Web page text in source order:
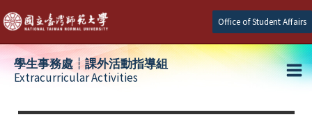
Skip
to
content
Office of Student Affairs
學生事務處┆課外活動指導組
Extracurricular Activities